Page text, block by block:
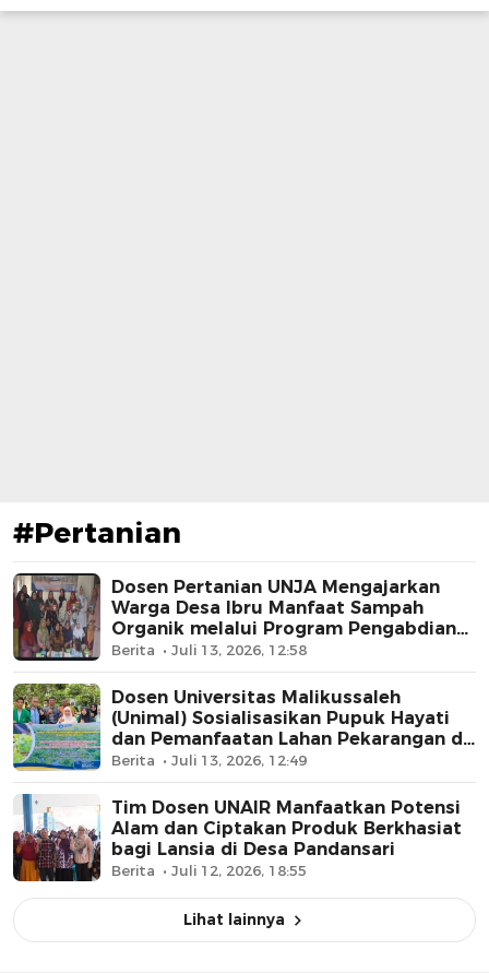
#Pertanian
Dosen Pertanian UNJA Mengajarkan
Warga Desa Ibru Manfaat Sampah
Organik melalui Program Pengabdian
Masyarakat
Berita Juli 13, 2026, 12:58
Dosen Universitas Malikussaleh
(Unimal) Sosialisasikan Pupuk Hayati
dan Pemanfaatan Lahan Pekarangan di
Nisam, Aceh Utara
Berita Juli 13, 2026, 12:49
Tim Dosen UNAIR Manfaatkan Potensi
Alam dan Ciptakan Produk Berkhasiat
bagi Lansia di Desa Pandansari
Berita Juli 12, 2026, 18:55
Lihat lainnya